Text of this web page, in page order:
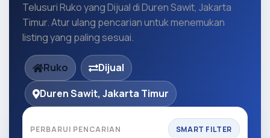
Telusuri Ruko yang Dijual di Duren Sawit, Jakarta
Timur. Atur ulang pencarian untuk menemukan
listing yang paling sesuai.
Ruko
Dijual
Duren Sawit, Jakarta Timur
PERBARUI PENCARIAN SMART FILTER